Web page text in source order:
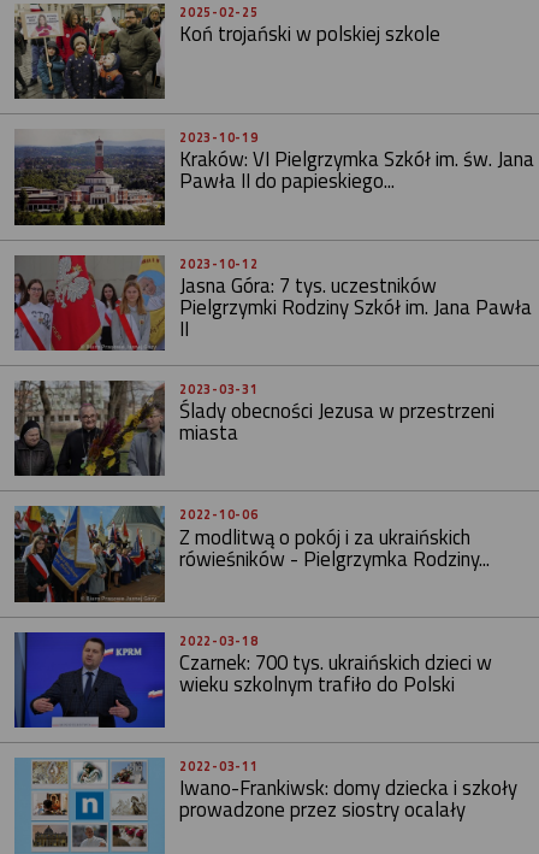
2025-02-25
Koń trojański w polskiej szkole
2023-10-19
Kraków: VI Pielgrzymka Szkół im. św. Jana
Pawła II do papieskiego...
2023-10-12
Jasna Góra: 7 tys. uczestników
Pielgrzymki Rodziny Szkół im. Jana Pawła
II
2023-03-31
Ślady obecności Jezusa w przestrzeni
miasta
2022-10-06
Z modlitwą o pokój i za ukraińskich
rówieśników - Pielgrzymka Rodziny...
2022-03-18
Czarnek: 700 tys. ukraińskich dzieci w
wieku szkolnym trafiło do Polski
2022-03-11
Iwano-Frankiwsk: domy dziecka i szkoły
prowadzone przez siostry ocalały